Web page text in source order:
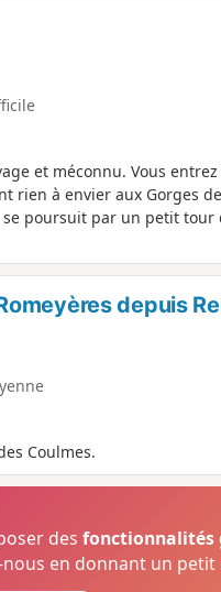
et méconnu. Vous
rien à envier aux Gorges
poursuit par un petit tour
depuis
Coulmes.
desfonctionnalités
en donnant un petit